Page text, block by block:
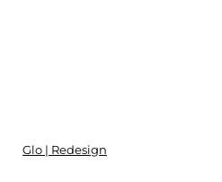
Glo | Redesign